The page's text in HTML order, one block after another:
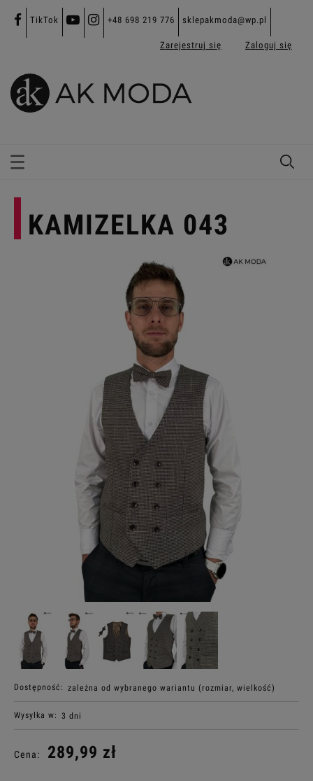
TikTok +48 698 219 776 sklepakmoda@wp.pl
Zarejestruj się Zaloguj się
KAMIZELKA 043
Dostępność: zależna od wybranego wariantu (rozmiar, wielkość)
Wysyłka w: 3 dni
Cena: 289,99 zł